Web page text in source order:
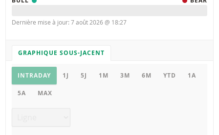
Dernière mise à jour: 7 août 2026 @ 18:27
GRAPHIQUE SOUS-JACENT
Graphique sous-jacent
PARAMÈTRES DU GRAPHIQUE
INTRADAY
1J 5J 1M 3M 6M YTD 1A
5A MAX